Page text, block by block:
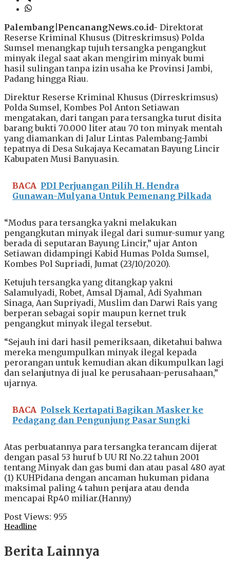
Palembang|PencanangNews.co.id- Direktorat
Reserse Kriminal Khusus (Ditreskrimsus) Polda
Sumsel menangkap tujuh tersangka pengangkut
minyak ilegal saat akan mengirim minyak bumi
hasil sulingan tanpa izin usaha ke Provinsi Jambi,
Padang hingga Riau.
Direktur Reserse Kriminal Khusus (Dirreskrimsus)
Polda Sumsel, Kombes Pol Anton Setiawan
mengatakan, dari tangan para tersangka turut disita
barang bukti 70.000 liter atau 70 ton minyak mentah
yang diamankan di Jalur Lintas Palembang-Jambi
tepatnya di Desa Sukajaya Kecamatan Bayung Lincir
Kabupaten Musi Banyuasin.
BACA PDI Perjuangan Pilih H. Hendra
Gunawan-Mulyana Untuk Pemenang Pilkada
“Modus para tersangka yakni melakukan
pengangkutan minyak ilegal dari sumur-sumur yang
berada di seputaran Bayung Lincir,” ujar Anton
Setiawan didampingi Kabid Humas Polda Sumsel,
Kombes Pol Supriadi, Jumat (23/10/2020).
Ketujuh tersangka yang ditangkap yakni
Salamulyadi, Robet, Amsal Djamal, Adi Syahman
Sinaga, Aan Supriyadi, Muslim dan Darwi Rais yang
berperan sebagai sopir maupun kernet truk
pengangkut minyak ilegal tersebut.
“Sejauh ini dari hasil pemeriksaan, diketahui bahwa
mereka mengumpulkan minyak ilegal kepada
perorangan untuk kemudian akan dikumpulkan lagi
dan selanjutnya di jual ke perusahaan-perusahaan,”
ujarnya.
BACA Polsek Kertapati Bagikan Masker ke
Pedagang dan Pengunjung Pasar Sungki
Atas perbuatannya para tersangka terancam dijerat
dengan pasal 53 huruf b UU RI No.22 tahun 2001
tentang Minyak dan gas bumi dan atau pasal 480 ayat
(1) KUHPidana dengan ancaman hukuman pidana
maksimal paling 4 tahun penjara atau denda
mencapai Rp40 miliar.(Hanny)
Post Views: 955
Headline
Berita Lainnya